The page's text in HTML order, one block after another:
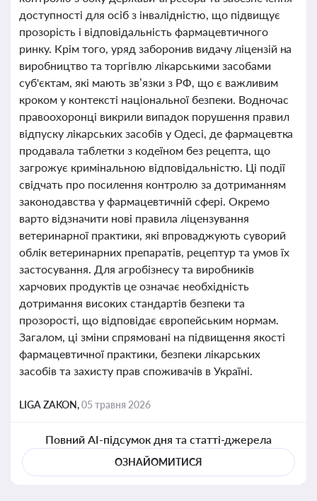
доступності для осіб з інвалідністю, що підвищує
прозорість і відповідальність фармацевтичного
ринку. Крім того, уряд заборонив видачу ліцензій на
виробництво та торгівлю лікарськими засобами
суб'єктам, які мають зв’язки з РФ, що є важливим
кроком у контексті національної безпеки. Водночас
правоохоронці викрили випадок порушення правил
відпуску лікарських засобів у Одесі, де фармацевтка
продавала таблетки з кодеїном без рецепта, що
загрожує кримінальною відповідальністю. Ці події
свідчать про посилення контролю за дотриманням
законодавства у фармацевтичній сфері. Окремо
варто відзначити нові правила ліцензування
ветеринарної практики, які впроваджують суворий
облік ветеринарних препаратів, рецептур та умов їх
застосування. Для агробізнесу та виробників
харчових продуктів це означає необхідність
дотримання високих стандартів безпеки та
прозорості, що відповідає європейським нормам.
Загалом, ці зміни спрямовані на підвищення якості
фармацевтичної практики, безпеки лікарських
засобів та захисту прав споживачів в Україні.
LIGA ZAKON,05 травня 2026
Повний AI-підсумок дня та статті-джерела
ОЗНАЙОМИТИСЯ